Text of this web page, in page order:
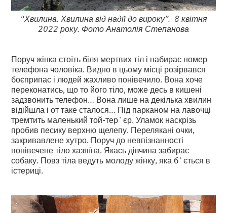
“Хвилина. Хвилина від надії до вироку”. 8 квітня
2022 року. Фото Анатолія Степанова
Поруч жінка стоїть біля мертвих тіл і набирає номер
телефона чоловіка. Видно в цьому місці розірвався
боєприпас і людей жахливо понівечило. Вона хоче
переконатись, що то його тіло, може десь в кишені
задзвонить телефон… Вона лише на декілька хвилин
відійшла і от таке сталося… Під парканом на лавочці
тремтить маленький той-тер`єр. Уламок наскрізь
пробив песику верхню щелепу. Перелякані очки,
закривавлене хутро. Поруч до невпізнанності
понівечене тіло хазяїна. Якась дівчина забирає
собаку. Повз тіла ведуть молоду жінку, яка б`ється в
істериці.